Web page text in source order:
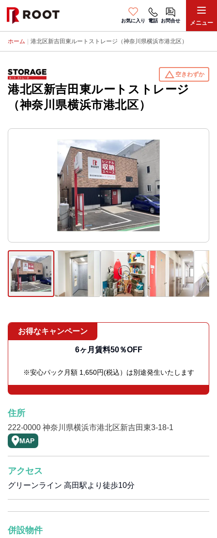
お気に入り 電話 お問合せ メニュー
ホーム 港北区新吉田東ルートストレージ（神奈川県横浜市港北区）
change_history 空きわずか
港北区新吉田東ルートストレージ
（神奈川県横浜市港北区）
お得なキャンペーン
6ヶ月賃料50％OFF
※安心パック月額 1,650円(税込）は別途発生いたします
住所
222-0000 神奈川県横浜市港北区新吉田東3-18-1
MAP
アクセス
グリーンライン 高田駅より徒歩10分
併設物件